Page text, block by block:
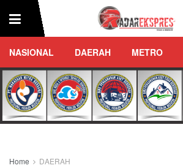
NASIONAL DAERAH METRO
Home DAERAH